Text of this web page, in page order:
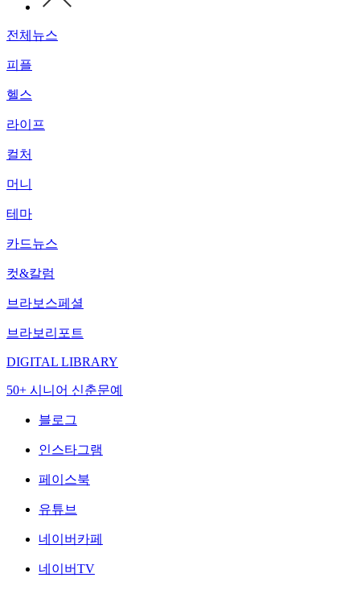
전체뉴스
피플
헬스
라이프
컬처
머니
테마
카드뉴스
컷&칼럼
브라보스페셜
브라보리포트
DIGITAL LIBRARY
50+ 시니어 신춘문예
블로그
인스타그램
페이스북
유튜브
네이버카페
네이버TV